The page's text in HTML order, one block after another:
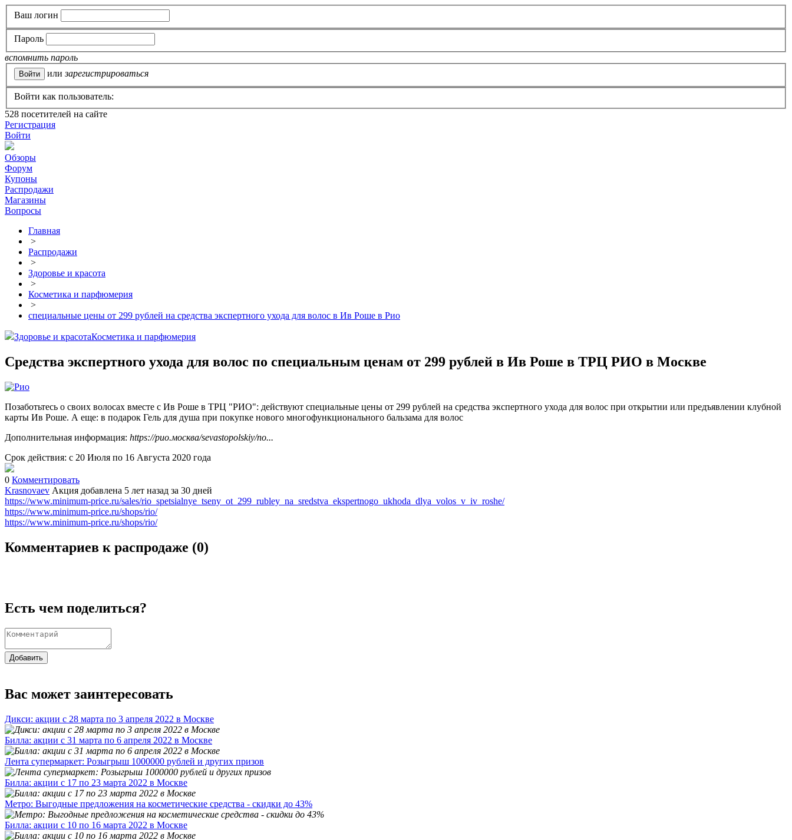
Ваш логин
Пароль
вспомнить пароль
или зарегистрироваться
Войти как пользователь:
528 посетителей на сайте
Регистрация
Войти
Обзоры
Форум
Купоны
Распродажи
Магазины
Вопросы
Главная
>
Распродажи
>
Здоровье и красота
>
Косметика и парфюмерия
>
специальные цены от 299 рублей на средства экспертного ухода для волос в Ив Роше в Рио
Здоровье и красотаКосметика и парфюмерия
Средства экспертного ухода для волос по специальным ценам от 299 рублей в Ив Роше в ТРЦ РИО в Москве
Позаботьтесь о своих волосах вместе с Ив Роше в ТРЦ "РИО": действуют специальные цены от 299 рублей на средства экспертного ухода для волос при открытии или предъявлении клубной
карты Ив Роше. А еще: в подарок Гель для душа при покупке нового многофункционального бальзама для волос
Дополнительная информация: https://рио.москва/sevastopolskiy/no...
Срок действия: с 20 Июля по 16 Августа 2020 года
0 Комментировать
Krasnovaev Акция добавлена 5 лет назад за 30 дней
https://www.minimum-price.ru/sales/rio_spetsialnye_tseny_ot_299_rubley_na_sredstva_ekspertnogo_ukhoda_dlya_volos_v_iv_roshe/
https://www.minimum-price.ru/shops/rio/
https://www.minimum-price.ru/shops/rio/
Комментариев к распродаже (0)
Есть чем поделиться?
Добавить
Вас может заинтересовать
Дикси: акции с 28 марта по 3 апреля 2022 в Москве
Билла: акции с 31 марта по 6 апреля 2022 в Москве
Лента супермаркет: Розыгрыш 1000000 рублей и других призов
Билла: акции с 17 по 23 марта 2022 в Москве
Метро: Выгодные предложения на косметические средства - скидки до 43%
Билла: акции с 10 по 16 марта 2022 в Москве